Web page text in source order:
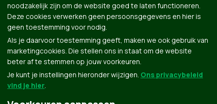
noodzakelijk zijn om de website goed te laten functioneren.
Deze cookies verwerken geen persoonsgegevens en hier is
geen toestemming voor nodig.
Als je daarvoor toestemming geeft, maken we ook gebruik van
marketingcookies. Die stellen ons in staat om de website
beter af te stemmen op jouw voorkeuren.
Je kunt je instellingen hieronder wijzigen. Ons privacybeleid
vind je hier.